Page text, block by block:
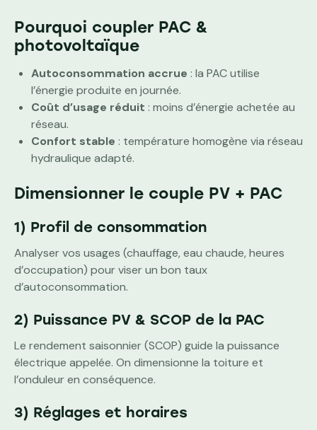
Pourquoi coupler PAC &
photovoltaïque
Autoconsommation accrue : la PAC utilise
l’énergie produite en journée.
Coût d’usage réduit : moins d’énergie achetée au
réseau.
Confort stable : température homogène via réseau
hydraulique adapté.
Dimensionner le couple PV + PAC
1) Profil de consommation
Analyser vos usages (chauffage, eau chaude, heures
d’occupation) pour viser un bon taux
d’autoconsommation.
2) Puissance PV & SCOP de la PAC
Le rendement saisonnier (SCOP) guide la puissance
électrique appelée. On dimensionne la toiture et
l’onduleur en conséquence.
3) Réglages et horaires